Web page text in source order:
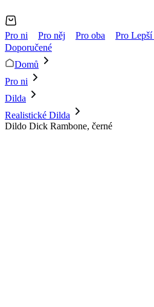
Pro ni Pro něj Pro oba Pro Lepší
Doporučené
Domů
Pro ni
Dilda
Realistické Dilda
Dildo Dick Rambone, černé